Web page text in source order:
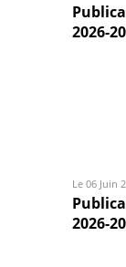
2026-
Le 06 Juin
2026-